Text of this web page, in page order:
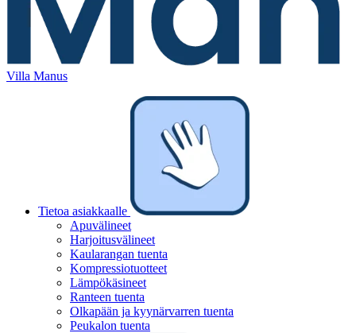
Villa Manus
Tietoa asiakkaalle
Apuvälineet
Harjoitusvälineet
Kaularangan tuenta
Kompressiotuotteet
Lämpökäsineet
Ranteen tuenta
Olkapään ja kyynärvarren tuenta
Peukalon tuenta